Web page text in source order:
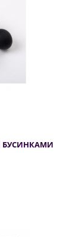
БУСИНКАМИ